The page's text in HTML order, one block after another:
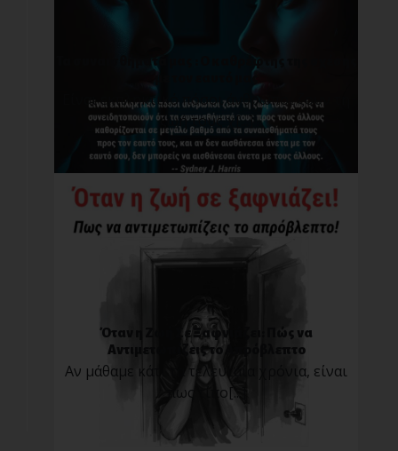
Τα συναισθήματά μας : O καθρέφτης της σχέσης
Είναι εκπληκτικό πόσοι άνθρωποι ζουν τη
ζωή τους χ[...]
Όταν η Ζωή Σε Ξαφνιάζει: Πώς να
Αντιμετωπίζεις το Απρόβλεπτο
Αν μάθαμε κάτι τα τελευταία χρόνια, είναι
πως τίπο[...]